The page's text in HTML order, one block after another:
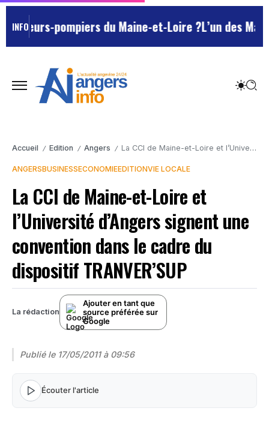
INFO
pompiers du Maine-et-Loire ?L’un des
Accueil / Edition / Angers / La CCI de Maine-et-Loire et l’Université d’Angers signent une convention dans le cadre du dispositif TRANVER’SUP
ANGERSBUSINESSECONOMIEEDITIONVIE LOCALE
La CCI de Maine-et-Loire et
l’Université d’Angers signent une
convention dans le cadre du
dispositif TRANVER’SUP
La rédaction
Ajouter en tant que
source préférée sur
Google
Publié le 17/05/2011 à 09:56
Écouter l'article